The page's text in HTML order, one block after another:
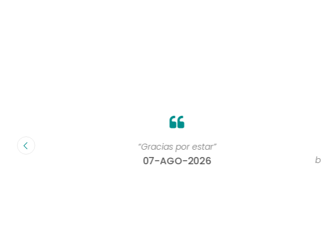
“Gracias por estar”
07-AGO-2026